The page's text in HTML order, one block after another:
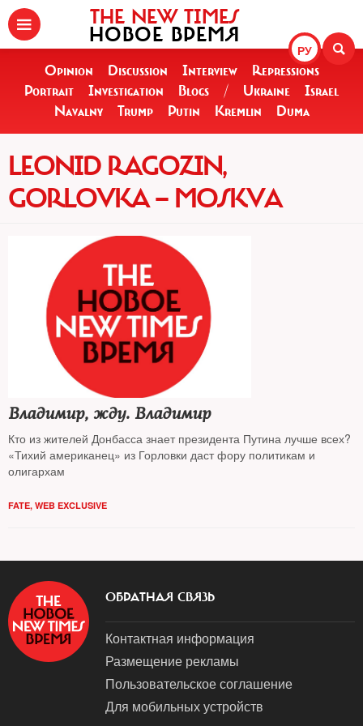
РУ
THE NEW TIMES
НОВОЕ ВРЕМЯ
Opinion Discussion Interview
Repressions
Portrait
Investigation Blogs / Ukraine
Israel
Navalny
Trump Putin Kremlin Duma
LEONID RAGOZIN,
GORLOVKA — MOSKVA
Владимир, жду. Владимир
Кто из жителей Донбасса знает президента Путина лучше всех?
«Тихий американец» из Горловки даст фору политикам и
олигархам
FATE, WEB EXCLUSIVE
ОБРАТНАЯ СВЯЗЬ
Контактная информация
Размещение рекламы
Пользовательское соглашение
Для мобильных устройств